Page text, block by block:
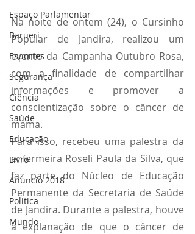
Espaço Parlamentar
Barueri
Esportes
Segurança
Ciência
Saúde
Educação
Livro
Anuncio 2018
Politica
Mundo
Na noite de ontem (24), o Cursinho
Popular de Jandira, realizou um
evento da Campanha Outubro Rosa,
com a finalidade de compartilhar
informações e promover a
conscientização sobre o câncer de
mama.
Para isso, recebeu uma palestra da
enfermeira Roseli Paula da Silva, que
faz parte do Núcleo de Educação
Permanente da Secretaria de Saúde
de Jandira. Durante a palestra, houve
a explanação de que o câncer de